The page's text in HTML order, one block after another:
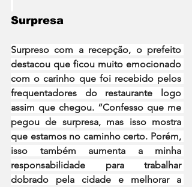
Surpresa
Surpreso com a recepção, o prefeito
destacou que ficou muito emocionado
com o carinho que foi recebido pelos
frequentadores do restaurante logo
assim que chegou. “Confesso que me
pegou de surpresa, mas isso mostra
que estamos no caminho certo. Porém,
isso também aumenta a minha
responsabilidade para trabalhar
dobrado pela cidade e melhorar a